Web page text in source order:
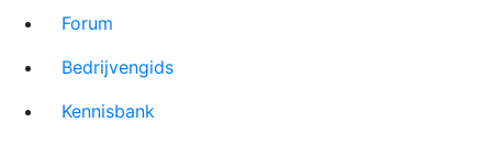
Forum
Bedrijvengids
Kennisbank